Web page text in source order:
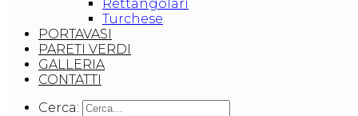
Rettangolari
Turchese
PORTAVASI
PARETI VERDI
GALLERIA
CONTATTI
Cerca: